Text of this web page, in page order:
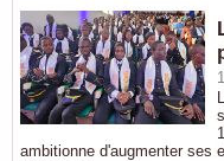
ambitionne d'augmenter ses